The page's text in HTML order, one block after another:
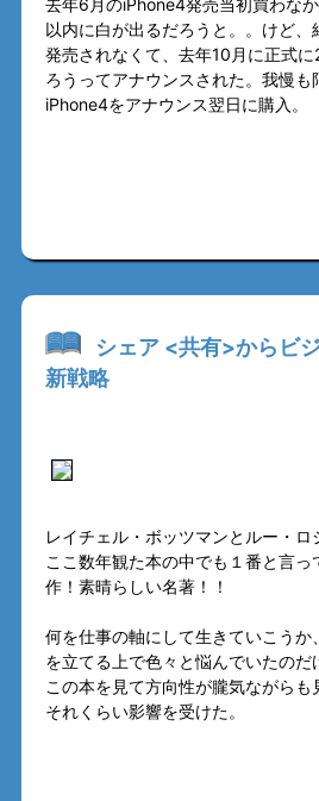
去年6月のiPhone4発売当初買わな
以内に白が出るだろうと。。けど、
発売されなくて、去年10月に正式
ろうってアナウンスされた。我慢
iPhone4をアナウンス翌日に購入。
シェア <共有>からビ
新戦略
レイチェル・ボッツマンとルー・ロ
ここ数年観た本の中でも１番と言っ
作！素晴らしい名著！！
何を仕事の軸にして生きていこうか
を立てる上で色々と悩んでいたのだ
この本を見て方向性が朧気ながらも
それくらい影響を受けた。